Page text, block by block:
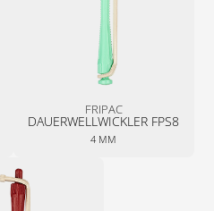
FRIPAC
DAUER­WELL­WICKLER­ FPS8
4 MM